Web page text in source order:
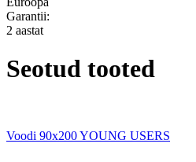
Garantii:
2 aastat
Seotud tooted
Voodi 90x200 YOUNG USERS